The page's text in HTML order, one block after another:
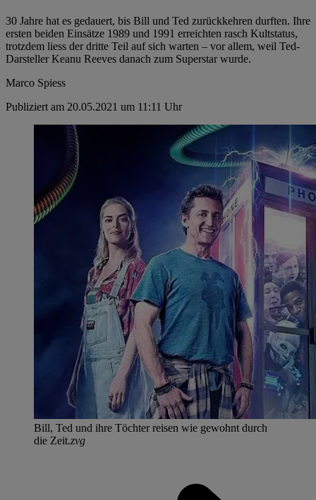
30 Jahre hat es gedauert, bis Bill und Ted zurückkehren durften. Ihre
ersten beiden Einsätze 1989 und 1991 erreichten rasch Kultstatus,
trotzdem liess der dritte Teil auf sich warten – vor allem, weil Ted-
Darsteller Keanu Reeves danach zum Superstar wurde.
Marco Spiess
Publiziert am 20.05.2021 um 11:11 Uhr
Bill, Ted und ihre Töchter reisen wie gewohnt durch
die Zeit.zvg